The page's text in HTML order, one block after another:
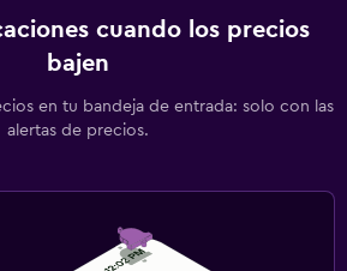
cuando los precios
bajen
en tu bandeja de entrada: solo con las
alertas de precios.